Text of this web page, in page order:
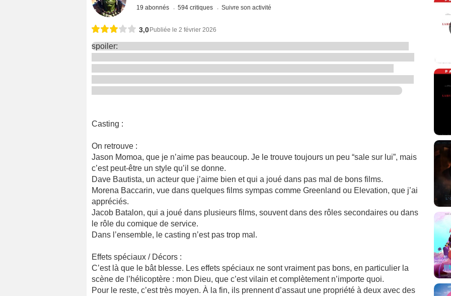
19 abonnés 594 critiques Suivre son activité
3,0Publiée le 2 février 2026
spoiler:
Casting :
On retrouve :
Jason Momoa, que je n’aime pas beaucoup. Je le trouve toujours un peu “sale sur lui”, mais
c’est peut-être un style qu’il se donne.
Dave Bautista, un acteur que j’aime bien et qui a joué dans pas mal de bons films.
Morena Baccarin, vue dans quelques films sympas comme Greenland ou Elevation, que j’ai
appréciés.
Jacob Batalon, qui a joué dans plusieurs films, souvent dans des rôles secondaires ou dans
le rôle du comique de service.
Dans l’ensemble, le casting n’est pas trop mal.
Effets spéciaux / Décors :
C’est là que le bât blesse. Les effets spéciaux ne sont vraiment pas bons, en particulier la
scène de l’hélicoptère : mon Dieu, que c’est vilain et complètement n’importe quoi.
Pour le reste, c’est très moyen. À la fin, ils prennent d’assaut une propriété à deux avec des